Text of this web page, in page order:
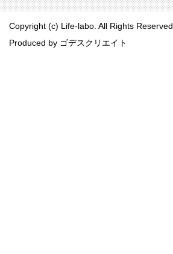
Copyright (c) Life-labo. All Rights Reserved.
Produced by ゴデスクリエイト